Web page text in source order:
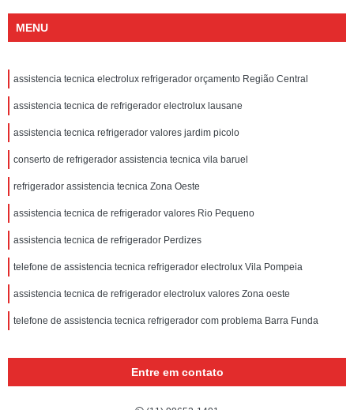
MENU
assistencia tecnica electrolux refrigerador orçamento Região Central
assistencia tecnica de refrigerador electrolux lausane
assistencia tecnica refrigerador valores jardim picolo
conserto de refrigerador assistencia tecnica vila baruel
refrigerador assistencia tecnica Zona Oeste
assistencia tecnica de refrigerador valores Rio Pequeno
assistencia tecnica de refrigerador Perdizes
telefone de assistencia tecnica refrigerador electrolux Vila Pompeia
assistencia tecnica de refrigerador electrolux valores Zona oeste
telefone de assistencia tecnica refrigerador com problema Barra Funda
Entre em contato